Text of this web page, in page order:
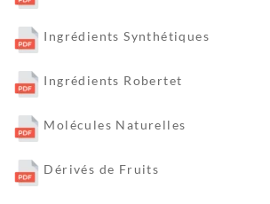
Ingrédients Synthétiques
Ingrédients Robertet
Molécules Naturelles
Dérivés de Fruits